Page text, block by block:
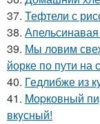
37. Тефтели с
38.
39. Мы ловим
йорке по пути на
40. Гедлибже из
41. Mоpковный
вкyсный!